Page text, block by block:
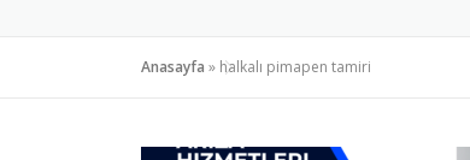
Anasayfa » halkalı pimapen tamiri